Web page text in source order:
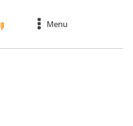
Menu